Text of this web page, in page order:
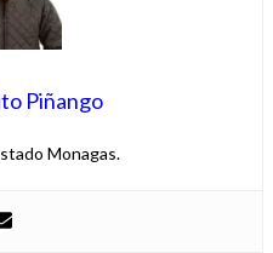
Piñango
Monagas.